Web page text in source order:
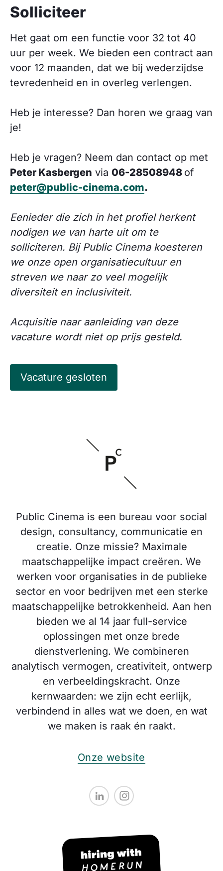
Solliciteer
Het gaat om een functie voor 32 tot 40
uur per week. We bieden een contract aan
voor 12 maanden, dat we bij wederzijdse
tevredenheid en in overleg verlengen.
Heb je interesse? Dan horen we graag van
je!
Heb je vragen? Neem dan contact op met
Peter Kasbergen via 06-28508948 of
peter@public-cinema.com.
Eenieder die zich in het profiel herkent
nodigen we van harte uit om te
solliciteren. Bij Public Cinema koesteren
we onze open organisatiecultuur en
streven we naar zo veel mogelijk
diversiteit en inclusiviteit.
Acquisitie naar aanleiding van deze
vacature wordt niet op prijs gesteld.
Vacature gesloten
Public Cinema is een bureau voor social
design, consultancy, communicatie en
creatie. Onze missie? Maximale
maatschappelijke impact creëren. We
werken voor organisaties in de publieke
sector en voor bedrijven met een sterke
maatschappelijke betrokkenheid. Aan hen
bieden we al 14 jaar full-service
oplossingen met onze brede
dienstverlening. We combineren
analytisch vermogen, creativiteit, ontwerp
en verbeeldingskracht. Onze
kernwaarden: we zijn echt eerlijk,
verbindend in alles wat we doen, en wat
we maken is raak én raakt.
Onze website